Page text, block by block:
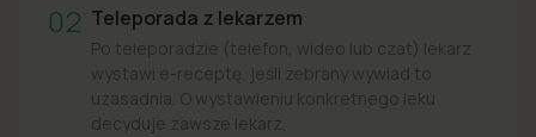
02 Teleporada z lekarzem
Po teleporadzie (telefon, wideo lub czat) lekarz
wystawi e-receptę, jeśli zebrany wywiad to
uzasadnia. O wystawieniu konkretnego leku
decyduje zawsze lekarz.